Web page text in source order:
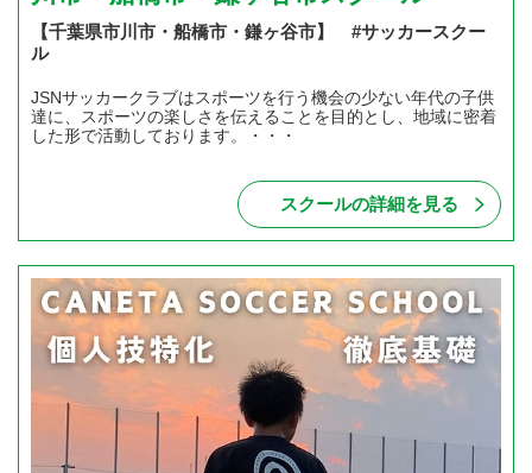
【千葉県市川市・船橋市・鎌ヶ谷市】 #サッカースクー
ル
JSNサッカークラブはスポーツを行う機会の少ない年代の子供
達に、スポーツの楽しさを伝えることを目的とし、地域に密着
した形で活動しております。・・・
スクールの詳細を見る